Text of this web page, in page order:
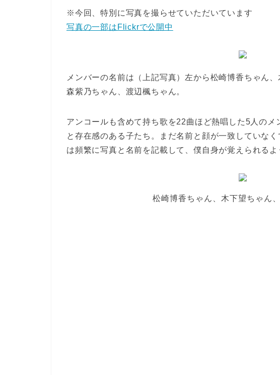
※今回、特別に写真を撮らせていただいています
写真の一部はFlickrで公開中
メンバーの名前は（上記写真）左から松崎博香ちゃん
森紫乃ちゃん、渡辺楓ちゃん。
アンコールも含めて持ち歌を22曲ほど熱唱した5人のメ
と存在感のある子たち。まだ名前と顔が一致していな
は頻繁に写真と名前を記載して、僕自身が覚えられるよ
松崎博香ちゃん、木下望ちゃん